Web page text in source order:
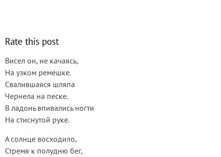
Rate this post
Висел он, не качаясь,
На узком ремешке.
Свалившаяся шляпа
Чернела на песке.
В ладонь впивались ногти
На стиснутой руке.
А солнце восходило,
Стремя к полудню бег,